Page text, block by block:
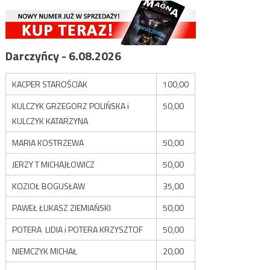
Darczyńcy - 6.08.2026
KACPER STAROŚCIAK
100,00
KULCZYK GRZEGORZ POLIŃSKA i
KULCZYK KATARZYNA
50,00
MARIA KOSTRZEWA
50,00
JERZY T MICHAJŁOWICZ
50,00
KOZIOŁ BOGUSŁAW
35,00
PAWEŁ ŁUKASZ ZIEMIAŃSKI
50,00
POTERA LIDIA i POTERA KRZYSZTOF
50,00
NIEMCZYK MICHAŁ
20,00